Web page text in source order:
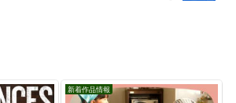
新着作品情報